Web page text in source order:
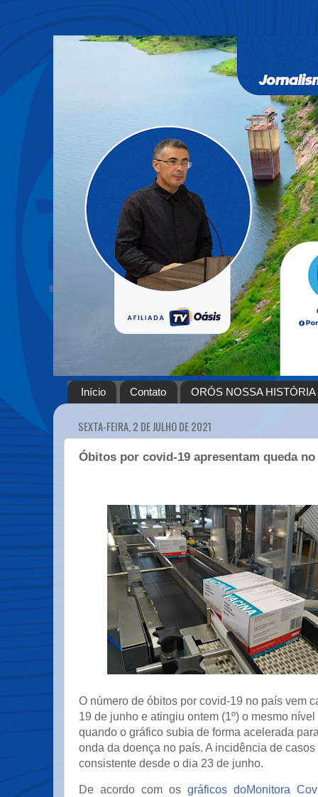
Início Contato ORÓS NOSSA HISTÓRIA
SEXTA-FEIRA, 2 DE JULHO DE 2021
Óbitos por covid-19 apresentam queda
O número de óbitos por covid-19 no país vem
19 de junho e atingiu ontem (1º) o mesmo
quando o gráfico subia de forma acelerada
onda da doença no país. A incidência de casos
consistente desde o dia 23 de junho.
De acordo com os gráficos doMonitora